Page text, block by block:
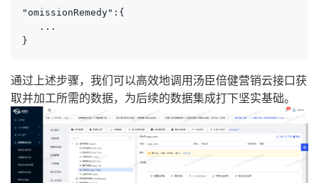
"omissionRemedy":{
   ...
}
通过上述步骤，我们可以高效地调用汤臣倍健营销云接口获
取并加工所需的数据，为后续的数据集成打下坚实基础。